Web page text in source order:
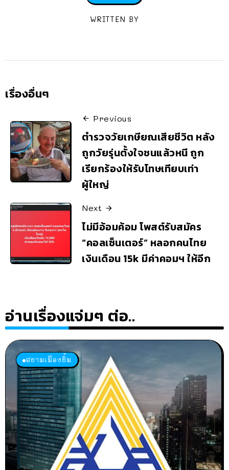
WRITTEN BY
เรื่องอื่นๆ
Previous
ตำรวจวัยเกษียณเสียชีวิต หลัง
ถูกวัยรุ่นตั้งใจชนแล้วหนี ถูก
เรียกร้องให้รับโทษเทียบเท่า
ผู้ใหญ่
Next
ไม่มีอ้อมค้อม โพสต์รับสมัคร
“คอลเซ็นเตอร์” หลอกคนไทย
เงินเดือน 15k มีค่าคอมฯ ให้อีก
อ่านเรื่องแจ่มๆ ต่อ..
สยามเมืองยิ้ม